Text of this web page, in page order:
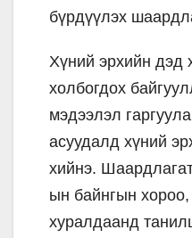
бүрдүүлэх
Хүний эрхийн дэд
холбогдох
мэдээлэл
асуудалд хүний
хийнэ.
ын байнгын хороо,
хуралдаанд